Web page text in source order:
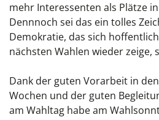
mehr Interessenten als Plätze
Dennnoch sei das ein tolles
Demokratie, das sich
nächsten Wahlen wieder zeige,
Dank der guten Vorarbeit in
Wochen und der guten
am Wahltag habe am